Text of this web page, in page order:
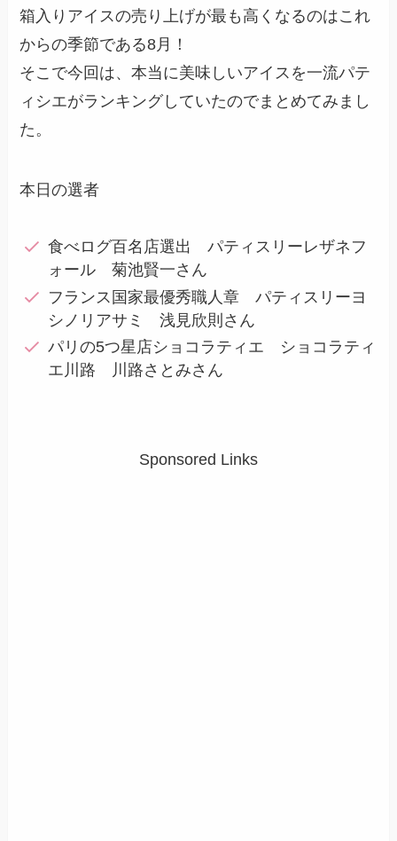
箱入りアイスの売り上げが最も高くなるのはこれ
からの季節である8月！
そこで今回は、本当に美味しいアイスを一流パテ
ィシエがランキングしていたのでまとめてみまし
た。
本日の選者
食べログ百名店選出 パティスリーレザネフ
ォール 菊池賢一さん
フランス国家最優秀職人章 パティスリーヨ
シノリアサミ 浅見欣則さん
パリの5つ星店ショコラティエ ショコラティ
エ川路 川路さとみさん
Sponsored Links